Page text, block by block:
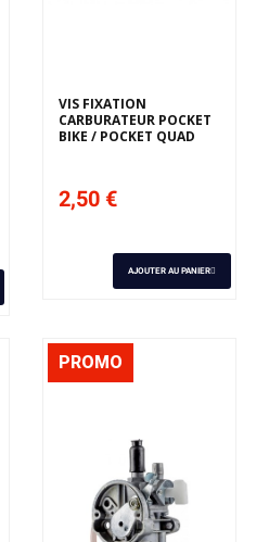
VIS FIXATION
CARBURATEUR POCKET
BIKE / POCKET QUAD
2,50 €
AJOUTER AU PANIER
PROMO